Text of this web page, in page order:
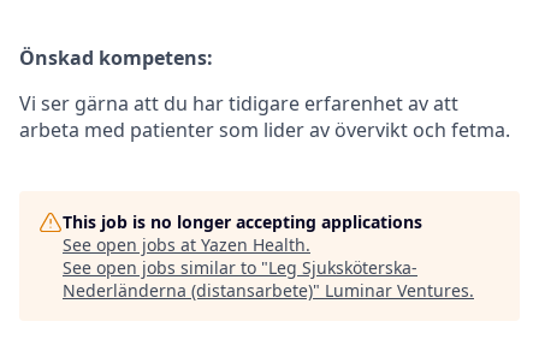
Önskad kompetens:
Vi ser gärna att du har tidigare erfarenhet av att
arbeta med patienter som lider av övervikt och fetma.
This job is no longer accepting applications
See open jobs at Yazen Health.
See open jobs similar to "Leg Sjuksköterska-
Nederländerna (distansarbete)" Luminar Ventures.